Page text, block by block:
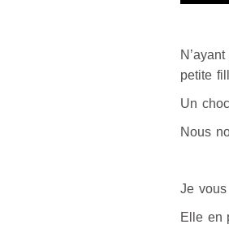
petite
Un
Nous
Je
Elle en